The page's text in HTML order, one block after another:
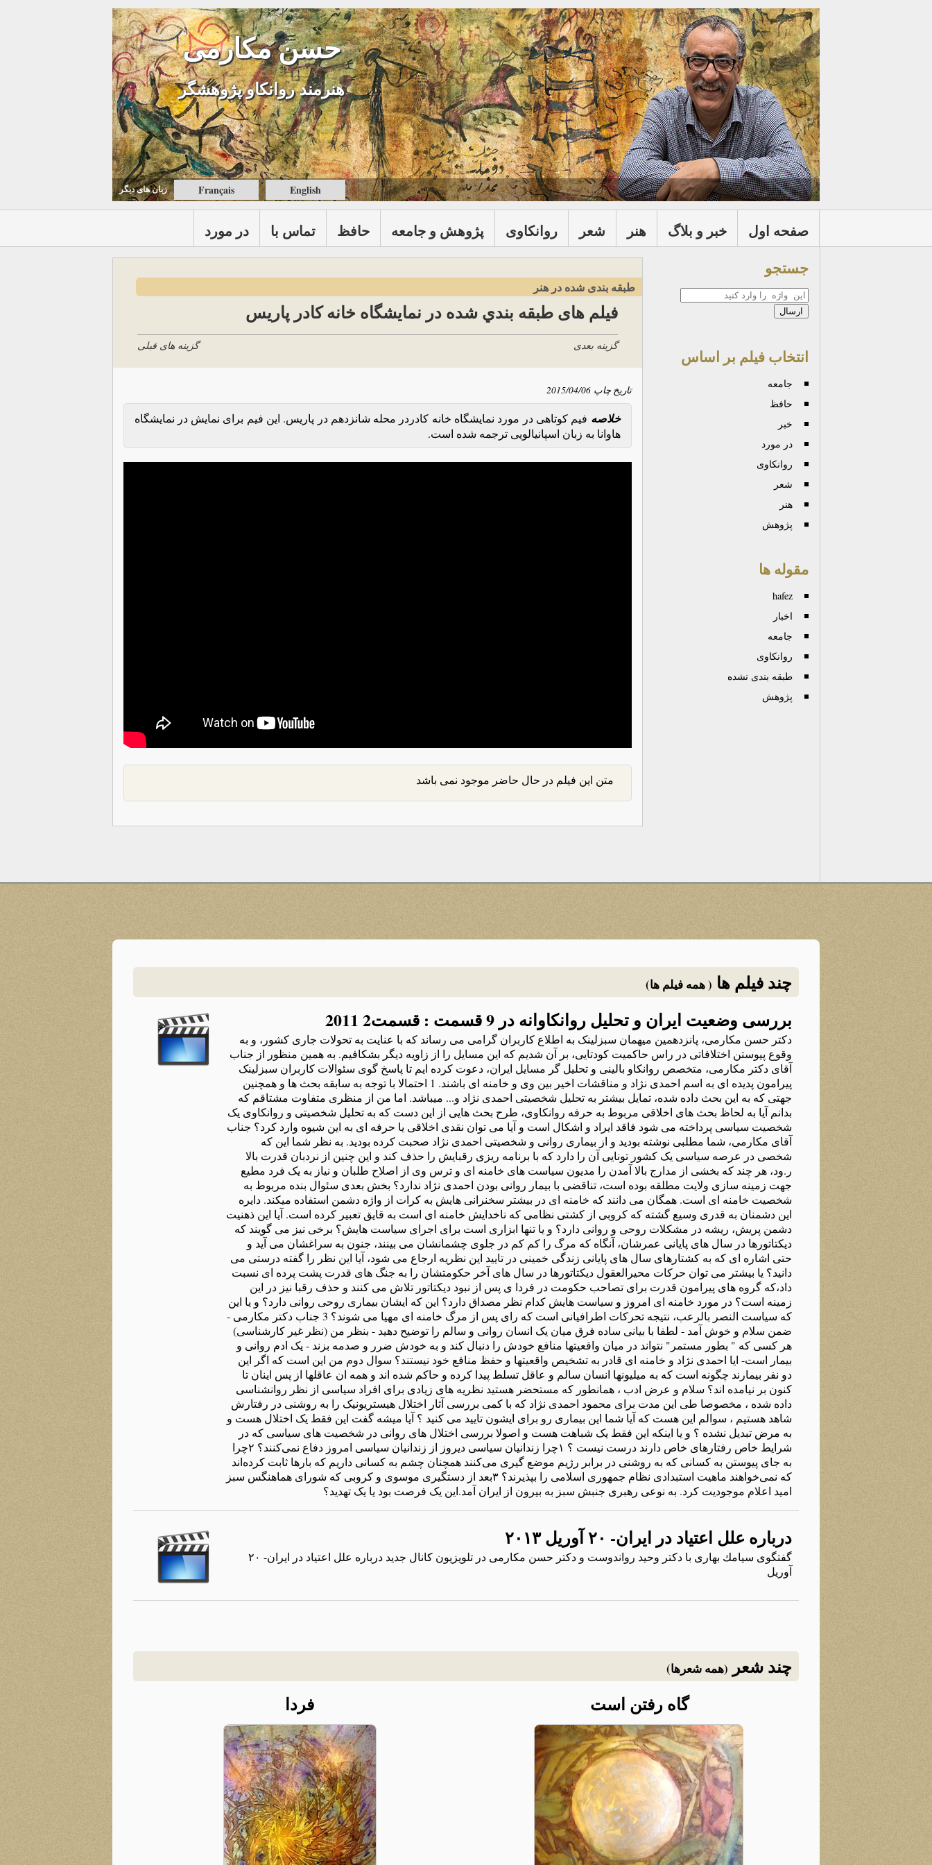
حسن مکارمی
هنرمند روانکاو پژوهشگر
زبان های ديگر Français English
در مورد تماس با حافظ پژوهش و جامعه روانكاوی شعر هنر خبر و بلاگ صفحه اول
طبقه بندی شده در هنر
فیلم های طبقه بندي شده در نمایشگاه خانه کادر پاریس
گزینه های قبلی گزینه بعدی
تاریخ چاپ2015/04/06
خلاصه فیم کوتاهی در مورد نمایشگاه خانه کادردر محله شانزدهم در پاریس. این فیم برای نمایش در نمایشگاه
هاوانا به زبان اسپانیالویی ترجمه شده است.
متن این فیلم در حال حاضر موجود نمی باشد
جستجو
جستجو
انتخاب فیلم بر اساس
جامعه
حافظ
خبر
در مورد
روانكاوی
شعر
هنر
پژوهش
مقوله ها
hafez
اخبار
جامعه
روانكاوی
طبقه بندی نشده
پژوهش
چند فیلم ها ( همه فیلم ها)
بررسی وضعیت ایران و تحلیل روانکاوانه در 9 قسمت : قسمت2 2011
دکتر حسن مکارمی، پانزدهمین میهمان سبزلینک به اطلاع کاربران گرامی می رساند که با عنایت به تحولات جاری کشور، و به
وقوع پیوستن اختلافاتی در راس حاکمیت کودتایی، بر آن شدیم که این مسایل را از زاویه دیگر بشکافیم. به همین منظور از جناب
آقای دکتر مکارمی، متخصص روانکاو بالینی و تحلیل گر مسایل ایران، دعوت کرده ایم تا پاسخ گوی سئوالات کاربران سبزلینک
پیرامون پدیده ای به اسم احمدی نژاد و مناقشات اخیر بین وی و خامنه ای باشند. 1 احتمالا با توجه به سابقه بحث ها و همچنین
جهتی که به این بحث داده شده، تمایل بیشتر به تحلیل شخصیتی احمدی نژاد و... میباشد. اما من از منظری متفاوت مشتاقم که
بدانم آیا به لحاظ بحث های اخلاقی مربوط به حرفه روانکاوی، طرح بحث هایی از این دست که به تحلیل شخصیتی و روانکاوی یک
شخصیت سیاسی پرداخته می شود فاقد ایراد و اشکال است و آیا می توان نقدی اخلاقی یا حرفه ای به این شیوه وارد کرد؟ جناب
آقای مکارمی، شما مطلبی نوشته بودید و از بیماری روانی و شخصیتی احمدی نژاد صحبت کرده بودید. به نظر شما این که
شخصی در عرصه سیاسی یک کشور تونایی آن را دارد که با برنامه ریزی رقبایش را حذف کند و این چنین از نردبان قدرت بالا
ر.ود، هر چند که بخشی از مدارج بالا آمدن را مدیون سیاست های خامنه ای و ترس وی از اصلاح طلبان و نیاز به یک فرد مطیع
جهت زمینه سازی ولایت مطلقه بوده است، تناقضی با بیمار روانی بودن احمدی نژاد ندارد؟ بخش بعدی سئوال بنده مربوط به
شخصیت خامنه ای است. همگان می دانند که خامنه ای در بیشتر سخنرانی هایش به کرات از واژه دشمن استفاده میکند. دایره
این دشمنان به قدری وسیع گشته که کروبی از کشتی نظامی که ناخدایش خامنه ای است به قایق تعبیر کرده است. آیا این ذهنیت
دشمن پریش، ریشه در مشکلات روحی و روانی دارد؟ و یا تنها ابزاری است برای اجرای سیاست هایش؟ برخی نیز می گویند که
دیکتاتورها در سال های پایانی عمرشان، آنگاه که مرگ را کم کم در جلوی چشمانشان می بینند، جنون به سراغشان می آید و
حتی اشاره ای که به کشتارهای سال های پایانی زندگی خمینی در تایید این نظریه ارجاع می شود، آیا این نظر را گفته درستی می
دانید؟ یا بیشتر می توان حرکات محیرالعقول دیکتاتورها در سال های آخر حکومتشان را به جنگ های قدرت پشت پرده ای نسبت
داد،که گروه های پیرامون قدرت برای تصاحب حکومت در فردا ی پس از نبود دیکتاتور تلاش می کنند و حذف رقبا نیز در این
زمینه است؟ در مورد خامنه ای امروز و سیاست هایش کدام نظر مصداق دارد؟ این که ایشان بیماری روحی روانی دارد؟ و یا این
که سیاست النصر بالرعب، نتیجه تحرکات اطرافیانی است که رای پس از مرگ خامنه ای مهیا می شوند؟ 3 جناب دکتر مکارمی -
ضمن سلام و خوش آمد - لطفا با بیانی ساده فرق میان یک انسان روانی و سالم را توضیح دهید - بنظر من (نظر غیر کارشناسی)
هر کسی که " بطور مستمر" نتواند در میان واقعیتها منافع خودش را دنبال کند و به خودش ضرر و صدمه بزند - یک ادم روانی و
بیمار است- ایا احمدی نژاد و خامنه ای قادر به تشخیص واقعیتها و حفظ منافع خود نیستند؟ سوال دوم من این است که اگر این
دو نفر بیمارند چگونه است که به میلیونها انسان سالم و عاقل تسلط پیدا کرده و حاکم شده اند و همه ان عاقلها از پس اینان تا
کنون بر نیامده اند؟ سلام و عرض ادب ، همانطور که مستحضر هستید نظریه های زیادی برای افراد سیاسی از نظر روانشناسی
داده شده ، مخصوصا طی این مدت برای محمود احمدی نژاد که با کمی بررسی آثار اختلال هیستریونیک را به روشنی در رفتارش
شاهد هستیم ، سوالم این هست که آیا شما این بیماری رو برای ایشون تایید می کنید ؟ آیا میشه گفت این فقط یک اختلال هست و
به مرض تبدیل نشده ؟ و یا اینکه این فقط یک شباهت هست و اصولا بررسی اختلال های روانی در شخصیت های سیاسی که در
شرایط خاص رفتارهای خاص دارند درست نیست ؟ ۱چرا زندانیان سیاسی دیروز از زندانیان سیاسی امروز دفاع نمی‌کنند؟ ۲چرا
به جای پیوستن به کسانی که به روشنی در برابر رژیم موضع گیری می‌کنند همچنان چشم به کسانی داریم که بارها ثابت کرده‌اند
که نمی‌خواهند ماهیت استبدادی نظام جمهوری اسلامی را بپذیرند؟ ۳بعد از دستگیری موسوی و کروبی که شورای هماهنگس سبز
امید اعلام موجودیت کرد. به نوعی رهبری جنبش سبز به بیرون از ایران آمد.این یک فرصت بود یا یک تهدید؟
درباره علل اعتیاد در ایران- ۲۰ آوریل ۲۰۱۳
گفتگوی سیامك بهاری با دكتر وحید رواندوست و دكتر حسن مكارمی در تلویزیون كانال جدید درباره علل اعتیاد در ایران- ۲۰
آوریل
چند شعر (همه شعرها)
فردا گاه رفتن است